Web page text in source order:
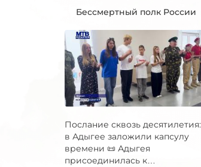
Бессмертный полк России
Послание сквозь десятилетия:
в Адыгее заложили капсулу
времени 📜 Адыгея
присоединилась к